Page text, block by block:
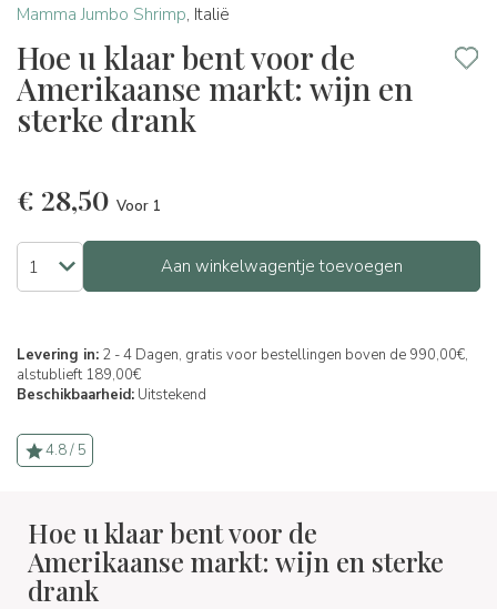
Mamma Jumbo Shrimp, Italië
Hoe u klaar bent voor de
Amerikaanse markt: wijn en
sterke drank
€ 28,50 Voor 1
Aan winkelwagentje toevoegen
Levering in: 2 - 4 Dagen, gratis voor bestellingen boven de 990,00€,
alstublieft 189,00€
Beschikbaarheid: Uitstekend
4.8 / 5
Hoe u klaar bent voor de
Amerikaanse markt: wijn en sterke
drank